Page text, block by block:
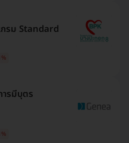
รม Standard
ารมีบุตร